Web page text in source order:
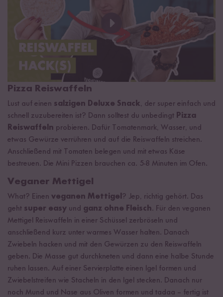
Pizza Reiswaffeln
Lust auf einen salzigen Deluxe Snack, der super einfach und
schnell zuzubereiten ist? Dann solltest du unbedingt Pizza
Reiswaffeln probieren. Dafür Tomatenmark, Wasser, und
etwas Gewürze verrühren und auf die Reiswaffeln streichen.
Anschließend mit Tomaten belegen und mit etwas Käse
bestreuen. Die Mini Pizzen brauchen ca. 5-8 Minuten im Ofen.
Veganer Mettigel
What? Einen veganen Mettigel ? Jep, richtig gehört. Das
geht super easy und ganz ohne Fleisch. Für den veganen
Mettigel Reiswaffeln in einer Schüssel zerbröseln und
anschließend kurz unter warmes Wasser halten. Danach
Zwiebeln hacken und mit den Gewürzen zu den Reiswaffeln
geben. Die Masse gut durchkneten und dann eine halbe Stunde
ruhen lassen. Auf einer Servierplatte einen Igel formen und
Zwiebelstreifen wie Stacheln in den Igel stecken. Danach nur
noch Mund und Nase aus Oliven formen und tadaa – fertig ist